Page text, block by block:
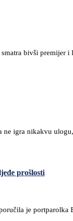
bivši premijer
igra nikakvu
prošlosti
je